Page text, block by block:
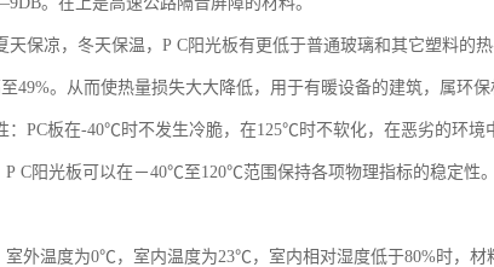
天保凉，冬天保温，P C阳光板有更低于普通玻璃和其它塑料的
49%。从而使热量损失大大降低，用于有暖设备的建筑，属环保
：PC板在-40℃时不发生冷脆，在125℃时不软化，在恶劣的环境
P C阳光板可以在－40℃至120℃范围保持各项物理指标的稳定性
室外温度为0℃，室内温度为23℃，室内相对湿度低于80%时，